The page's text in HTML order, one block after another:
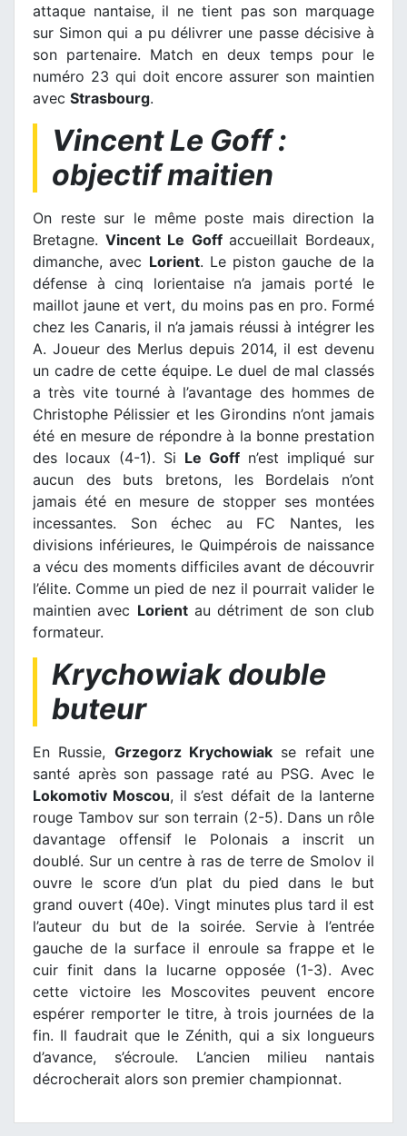
attaque nantaise, il ne tient pas son marquage
sur Simon qui a pu délivrer une passe décisive à
son partenaire. Match en deux temps pour le
numéro 23 qui doit encore assurer son maintien
avec Strasbourg.
Vincent Le Goff :
objectif maitien
On reste sur le même poste mais direction la
Bretagne.Vincent Le Goff accueillait Bordeaux,
dimanche, avec Lorient. Le piston gauche de la
défense à cinq lorientaise n’a jamais porté le
maillot jaune et vert, du moins pas en pro. Formé
chez les Canaris, il n’a jamais réussi à intégrer les
A. Joueur des Merlus depuis 2014, il est devenu
un cadre de cette équipe. Le duel de mal classés
a très vite tourné à l’avantage des hommes de
Christophe Pélissier et les Girondins n’ont jamais
été en mesure de répondre à la bonne prestation
des locaux (4-1). Si Le Goff n’est impliqué sur
aucun des buts bretons, les Bordelais n’ont
jamais été en mesure de stopper ses montées
incessantes. Son échec au FC Nantes, les
divisions inférieures, le Quimpérois de naissance
a vécu des moments difficiles avant de découvrir
l’élite. Comme un pied de nez il pourrait valider le
maintien avec Lorientau détriment de son club
formateur.
Krychowiak double
buteur
En Russie, Grzegorz Krychowiak se refait une
santé après son passage raté au PSG. Avec le
Lokomotiv Moscou, il s’est défait de la lanterne
rouge Tambov sur son terrain (2-5). Dans un rôle
davantage offensif le Polonais a inscrit un
doublé. Sur un centre à ras de terre de Smolov il
ouvre le score d’un plat du pied dans le but
grand ouvert (40e). Vingt minutes plus tard il est
l’auteur du but de la soirée. Servie à l’entrée
gauche de la surface il enroule sa frappe et le
cuir finit dans la lucarne opposée (1-3). Avec
cette victoire les Moscovites peuvent encore
espérer remporter le titre, à trois journées de la
fin. Il faudrait que le Zénith, qui a six longueurs
d’avance, s’écroule. L’ancien milieu nantais
décrocherait alors son premier championnat.